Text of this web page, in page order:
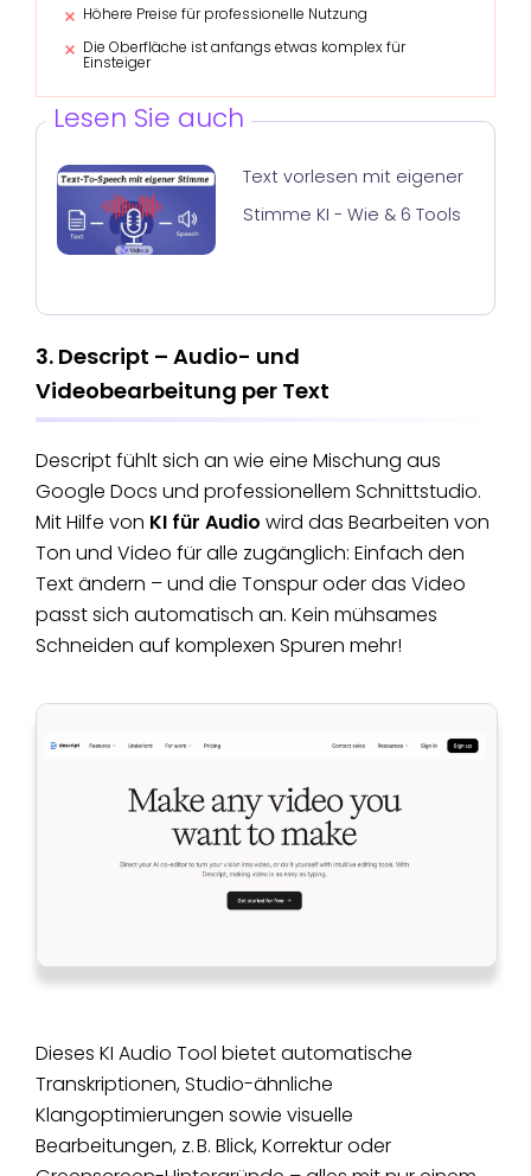
Höhere Preise für professionelle Nutzung
Die Oberfläche ist anfangs etwas komplex für
Einsteiger
Lesen Sie auch
Text vorlesen mit eigener
Stimme KI - Wie & 6 Tools
3. Descript – Audio- und
Videobearbeitung per Text
Descript fühlt sich an wie eine Mischung aus
Google Docs und professionellem Schnittstudio.
Mit Hilfe von KI für Audio wird das Bearbeiten von
Ton und Video für alle zugänglich: Einfach den
Text ändern – und die Tonspur oder das Video
passt sich automatisch an. Kein mühsames
Schneiden auf komplexen Spuren mehr!
Dieses KI Audio Tool bietet automatische
Transkriptionen, Studio-ähnliche
Klangoptimierungen sowie visuelle
Bearbeitungen, z. B. Blick, Korrektur oder